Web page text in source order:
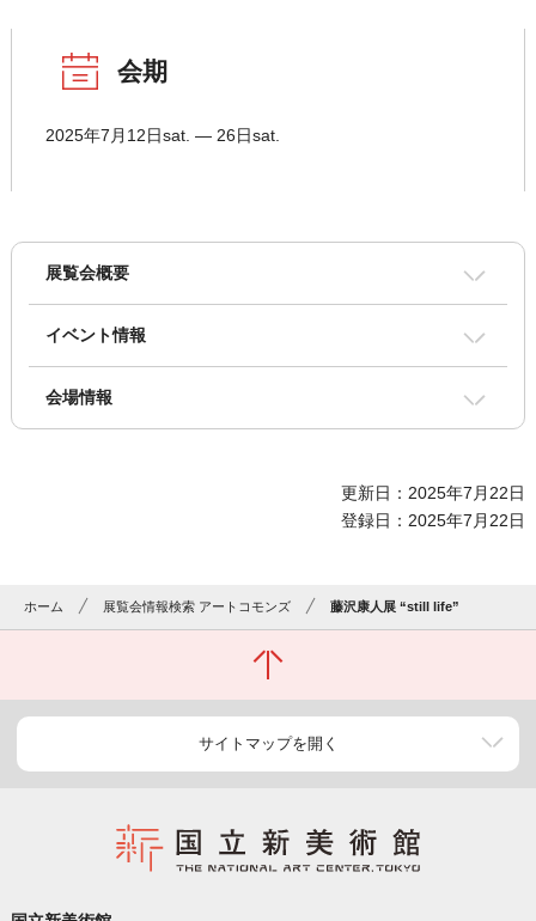
会期
2025年7月12日sat. ― 26日sat.
展覧会概要
イベント情報
会場情報
更新日：2025年7月22日
登録日：2025年7月22日
ホーム 展覧会情報検索 アートコモンズ 藤沢康人展 “still life”
サイトマップを開く